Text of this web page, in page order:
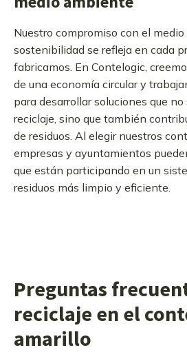
Nuestro compromiso con el
sostenibilidad se refleja en cada
fabricamos. En Contelogic,
de una economía circular y
para desarrollar soluciones que
reciclaje, sino que también
de residuos. Al elegir nuestros
empresas y ayuntamientos
que están participando en un
residuos más limpio y eficiente.
Preguntas
reciclaje en el
amarillo